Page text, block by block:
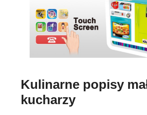
Kulinarne popisy
kucharzy